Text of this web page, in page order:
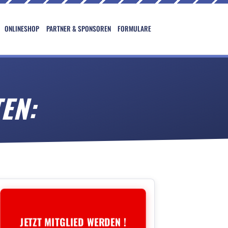
ONLINESHOP PARTNER & SPONSOREN FORMULARE
JETZT MITGLIED WERDEN !